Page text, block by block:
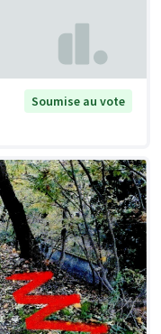
Soumise au vote